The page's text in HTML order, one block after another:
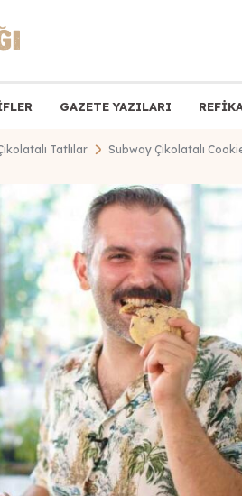
GAZETE YAZILARI
Tatlılar Subway Çikolatalı